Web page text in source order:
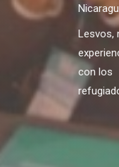
Lesvos,
con los